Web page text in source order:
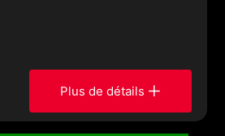
Plus de détails